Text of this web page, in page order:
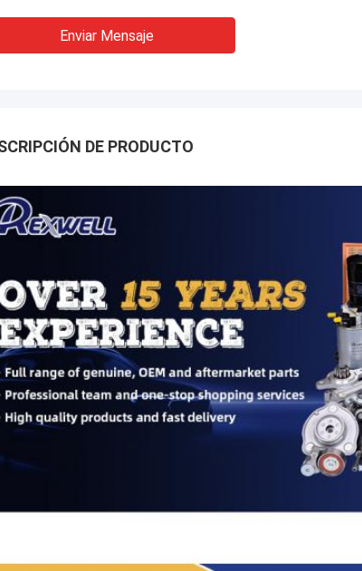
Enviar Mensaje
DE PRODUCTO